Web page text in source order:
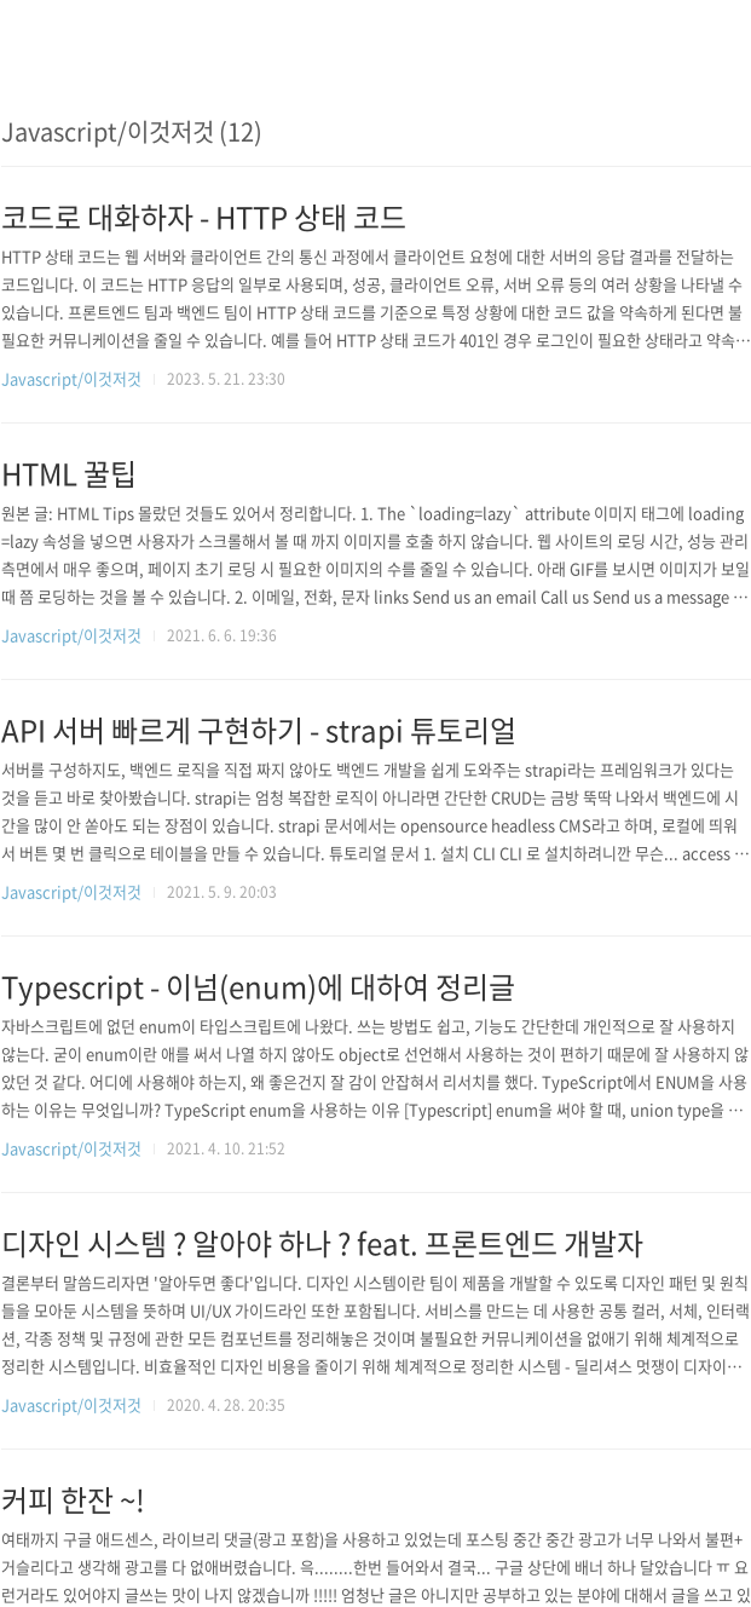
Javascript/이것저것 (12)
코드로 대화하자 - HTTP 상태 코드
HTTP 상태 코드는 웹 서버와 클라이언트 간의 통신 과정에서 클라이언트 요청에 대한 서버의 응답 결과를 전달하는
코드입니다. 이 코드는 HTTP 응답의 일부로 사용되며, 성공, 클라이언트 오류, 서버 오류 등의 여러 상황을 나타낼 수
있습니다. 프론트엔드 팀과 백엔드 팀이 HTTP 상태 코드를 기준으로 특정 상황에 대한 코드 값을 약속하게 된다면 불
필요한 커뮤니케이션을 줄일 수 있습니다. 예를 들어 HTTP 상태 코드가 401인 경우 로그인이 필요한 상태라고 약속합
니다. 백엔드에서는 인증이 필요한 사용자일 경우 401로 내려주고, 프론트엔드에서는 401 코드만 딱 잡아서 로그인이
필요하다고 사용자에게 보여주거나, 로그인 페이지로 이동시킬 수 있습니다. 백엔드에서 HTTP 상태 코드로 구분시키
Javascript/이것저것 2023. 5. 21. 23:30
HTML 꿀팁
원본 글: HTML Tips 몰랐던 것들도 있어서 정리합니다. 1. The `loading=lazy` attribute 이미지 태그에 loading
=lazy 속성을 넣으면 사용자가 스크롤해서 볼 때 까지 이미지를 호출 하지 않습니다. 웹 사이트의 로딩 시간, 성능 관리
측면에서 매우 좋으며, 페이지 초기 로딩 시 필요한 이미지의 수를 줄일 수 있습니다. 아래 GIF를 보시면 이미지가 보일
때 쯤 로딩하는 것을 볼 수 있습니다. 2. 이메일, 전화, 문자 links Send us an email Call us Send us a message 이
메일 보내기, 전화 걸기, 마지막은 문자 보내기 입니다. 3. OL의 `start` 속성. 신기방기합니다 ㅋㅋ.. 쓸일이 있을지..
4. meter 태그 음.......
Javascript/이것저것 2021. 6. 6. 19:36
API 서버 빠르게 구현하기 - strapi 튜토리얼
서버를 구성하지도, 백엔드 로직을 직접 짜지 않아도 백엔드 개발을 쉽게 도와주는 strapi라는 프레임워크가 있다는
것을 듣고 바로 찾아봤습니다. strapi는 엄청 복잡한 로직이 아니라면 간단한 CRUD는 금방 뚝딱 나와서 백엔드에 시
간을 많이 안 쏟아도 되는 장점이 있습니다. strapi 문서에서는 opensource headless CMS라고 하며, 로컬에 띄워
서 버튼 몇 번 클릭으로 테이블을 만들 수 있습니다. 튜토리얼 문서 1. 설치 CLI CLI 로 설치하려니깐 무슨... access d
enied 가 계속 뜨면서 설치가 안돼서 실패했습니다... Node, npm 버전만 맞추면 되는 줄 알았는데 그게 아닌가 봅니
다... sudo를 통해서 권한까지 주면서 했는데 실패 ... ! 다른 설치 방법도 ..
Javascript/이것저것 2021. 5. 9. 20:03
Typescript - 이넘(enum)에 대하여 정리글
자바스크립트에 없던 enum이 타입스크립트에 나왔다. 쓰는 방법도 쉽고, 기능도 간단한데 개인적으로 잘 사용하지
않는다. 굳이 enum이란 애를 써서 나열 하지 않아도 object로 선언해서 사용하는 것이 편하기 때문에 잘 사용하지 않
았던 것 같다. 어디에 사용해야 하는지, 왜 좋은건지 잘 감이 안잡혀서 리서치를 했다. TypeScript에서 ENUM을 사용
하는 이유는 무엇입니까? TypeScript enum을 사용하는 이유 [Typescript] enum을 써야 할 때, union type을 써
야할 때 Typescript Enum이란? 여러가지 enum의 형태 [Typescript] Enums 열거형 interface, type, enum에
관한 글 [TypeScript TIPS] Interface 를..
Javascript/이것저것 2021. 4. 10. 21:52
디자인 시스템 ? 알아야 하나 ? feat. 프론트엔드 개발자
결론부터 말씀드리자면 '알아두면 좋다'입니다. 디자인 시스템이란 팀이 제품을 개발할 수 있도록 디자인 패턴 및 원칙
들을 모아둔 시스템을 뜻하며 UI/UX 가이드라인 또한 포함됩니다. 서비스를 만드는 데 사용한 공통 컬러, 서체, 인터랙
션, 각종 정책 및 규정에 관한 모든 컴포넌트를 정리해놓은 것이며 불필요한 커뮤니케이션을 없애기 위해 체계적으로
정리한 시스템입니다. 비효율적인 디자인 비용을 줄이기 위해 체계적으로 정리한 시스템 - 딜리셔스 멋쟁이 디자이너
님 왜 알아두면 좋은가?? 예전 우아한형제들의 김민태 님께서 디자인 시스템에 대해 발표하신 것 중 배달의 민족 앱에
는 많은 화면이 있는데, 그중 사용자가 잘 안 보는 화면이나, 수정이 없는 화면에는 옛날 옛적 UI가 남아있다. 디자인 시
Javascript/이것저것 2020. 4. 28. 20:35
커피 한잔 ~!
여태까지 구글 애드센스, 라이브리 댓글(광고 포함)을 사용하고 있었는데 포스팅 중간 중간 광고가 너무 나와서 불편+
거슬리다고 생각해 광고를 다 없애버렸습니다. 윽........한번 들어와서 결국... 구글 상단에 배너 하나 달았습니다 ㅠ 요
런거라도 있어야지 글쓰는 맛이 나지 않겠습니까 !!!!! 엄청난 글은 아니지만 공부하고 있는 분야에 대해서 글을 쓰고 있